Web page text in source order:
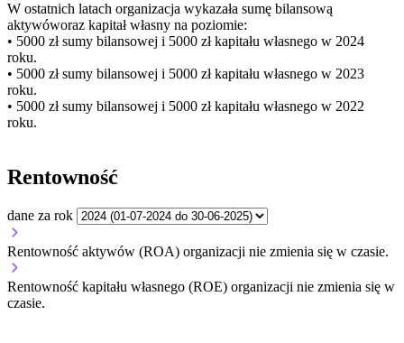
W ostatnich latach organizacja wykazała sumę bilansową
aktywóworaz kapitał własny na poziomie:
• 5000 złsumy bilansowej i 5000 zł kapitału własnego w 2024
roku.
• 5000 złsumy bilansowej i 5000 zł kapitału własnego w 2023
roku.
• 5000 złsumy bilansowej i 5000 zł kapitału własnego w 2022
roku.
Rentowność
dane za rok
Rentowność aktywów (ROA) organizacji nie zmienia się w czasie.
Rentowność kapitału własnego (ROE) organizacji nie zmienia się w
czasie.